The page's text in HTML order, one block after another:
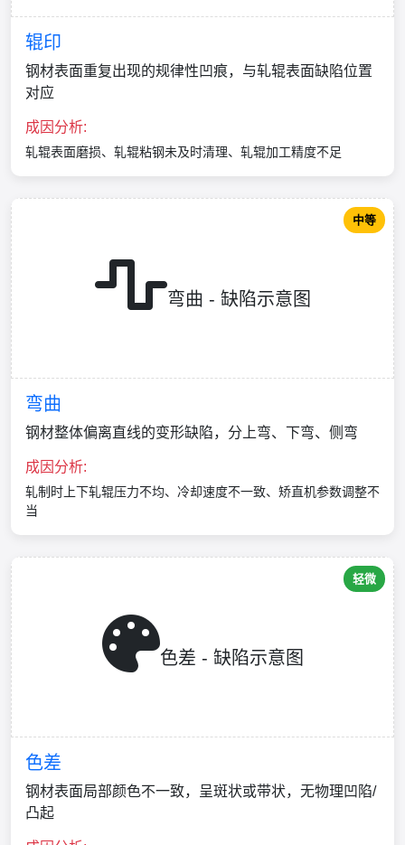
辊印
钢材表面重复出现的规律性凹痕，与轧辊表面缺陷位置
对应
成因分析:
轧辊表面磨损、轧辊粘钢未及时清理、轧辊加工精度不足
弯曲 - 缺陷示意图
中等
弯曲
钢材整体偏离直线的变形缺陷，分上弯、下弯、侧弯
成因分析:
轧制时上下轧辊压力不均、冷却速度不一致、矫直机参数调整不
当
色差 - 缺陷示意图
轻微
色差
钢材表面局部颜色不一致，呈斑状或带状，无物理凹陷/
凸起